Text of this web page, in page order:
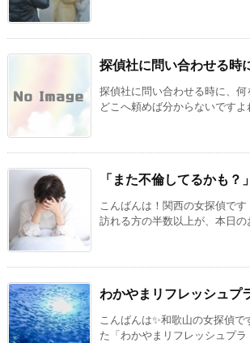
探偵社に問い合わせる時
探偵社に問い合わせる時に、何
どこへ頼めば分からないです
「また不倫してるかも？」
こんばんは！関西の女探偵で
訪れる方の半数以上が、本日の
わかやまリフレッシュプ
こんばんは✨和歌山の女探偵
た「わかやまリフレッシュプラ